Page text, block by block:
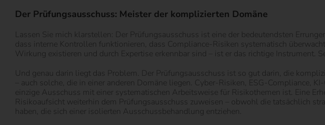
Der Prüfungsausschuss: Meister der komplizierten Domäne
Lassen Sie mich klarstellen: Der Prüfungsausschuss ist eine der bedeutendsten
dass interne Kontrollen funktionieren, dass Compliance-Risiken systematisch
Wirkung existieren und durch Expertise erkennbar sind – ist er das richtige Instrument.
Und genau darin liegt das Problem. Der Prüfungsausschuss ist so gut darin, die
– auch solche, die in einer anderen Domäne liegen. Cyber-Risiken, ESG-
einzige Ausschuss mit einer systematischen Arbeitsweise für Risikothemen ist. Eine
Risikoaufsicht weiterhin dem Prüfungsausschuss zuweisen – obwohl die tatsächlich
haben, die sich einer isolierten Ausschussbehandlung entziehen.